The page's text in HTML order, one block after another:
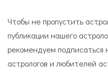
Чтобы не пропустить
публикации нашего
рекомендуем подписаться
астрологов и любителей